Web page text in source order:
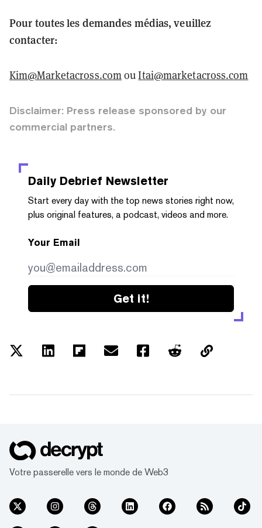
Pour toutes les demandes médias, veuillez
contacter:
Kim@Marketacross.comouItai@marketacross.com
Disclaimer: Press release sponsored by our
commercial partners.
Daily Debrief Newsletter
Start every day with the top news stories right now,
plus original features, a podcast, videos and more.
Your Email
Get it!
Votre passerelle vers le monde de Web3